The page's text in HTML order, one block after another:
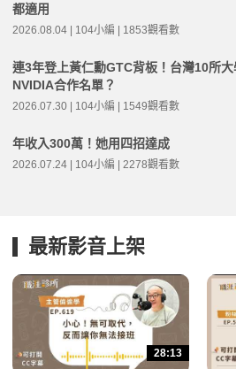
都適用
2026.08.04 | 104小編 | 1853觀看數
連3年登上黃仁勳GTC背板！台灣10所
NVIDIA合作名單？
2026.07.30 | 104小編 | 1549觀看數
年收入300萬！她用四招達成
2026.07.24 | 104小編 | 2278觀看數
最新影音上架
28:13